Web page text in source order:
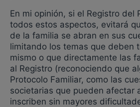
En mi opinión, si el Registro del
todos estos aspectos, evitará
de la familia se abran en sus
limitando los temas que deben
mismo o que directamente las
al Registro (reconociendo que
Protocolo Familiar, como las
societarias que pueden afectar
inscriben sin mayores